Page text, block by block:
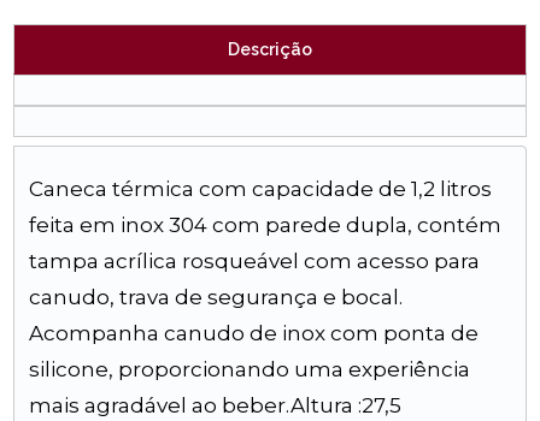
Descrição
Caneca térmica com capacidade de 1,2 litros
feita em inox 304 com parede dupla, contém
tampa acrílica rosqueável com acesso para
canudo, trava de segurança e bocal.
Acompanha canudo de inox com ponta de
silicone, proporcionando uma experiência
mais agradável ao beber.Altura :27,5